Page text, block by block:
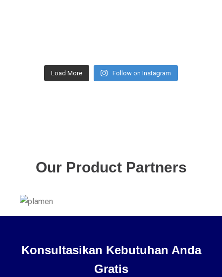
Load More Follow on Instagram
Our Product Partners
Konsultasikan Kebutuhan Anda
Gratis